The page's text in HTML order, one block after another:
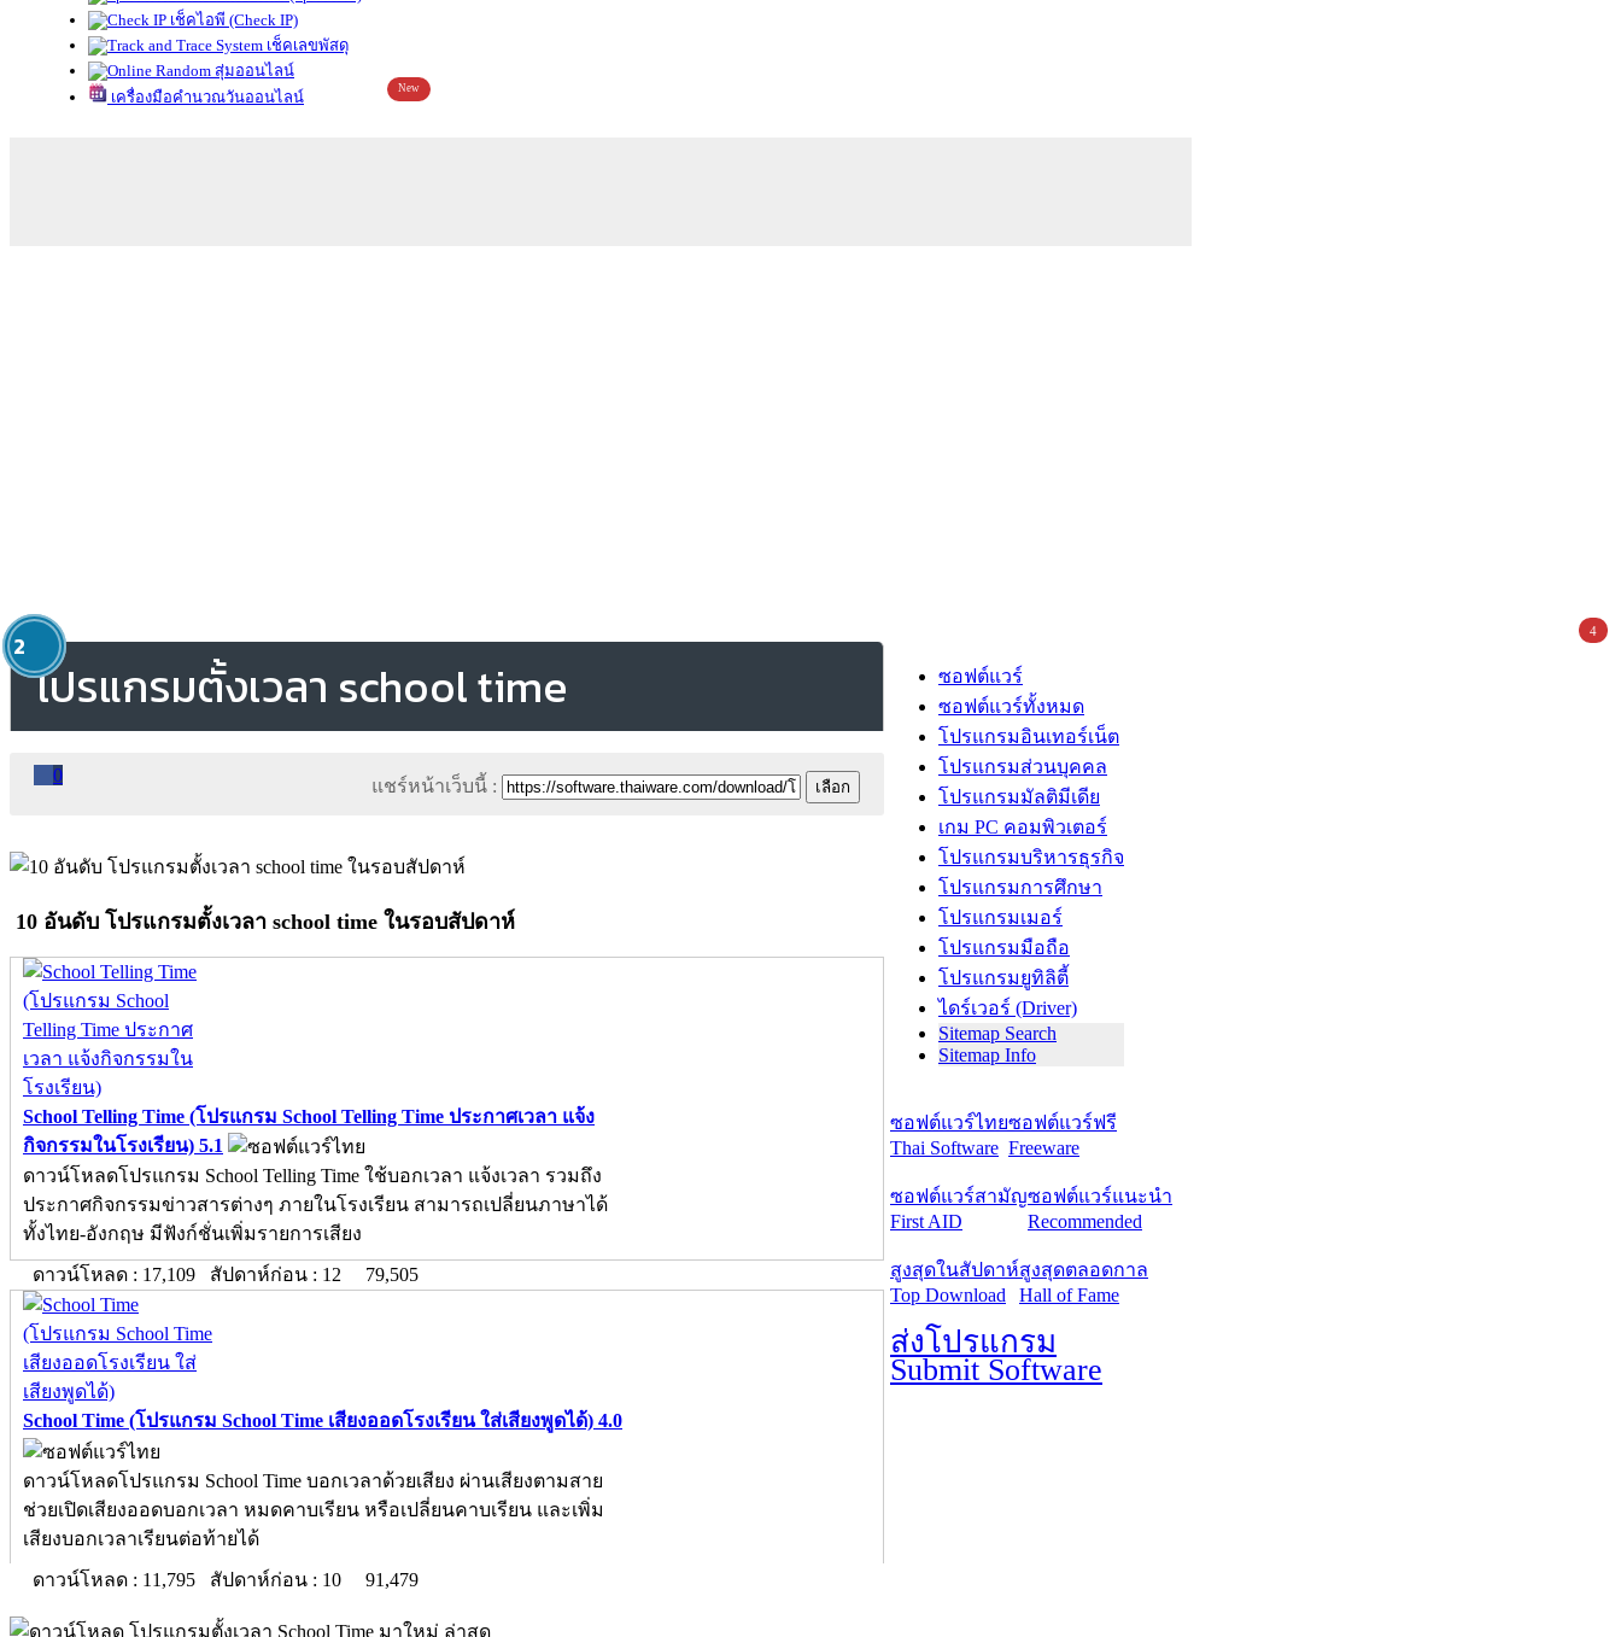
เช็คไอพี (Check IP)
เช็คเลขพัสดุ
สุ่มออนไลน์
เครื่องมือคำนวณวันออนไลน์
New
โปรแกรมตั้งเวลา school time
0
แชร์หน้าเว็บนี้ :
10 อันดับ โปรแกรมตั้งเวลา school time ในรอบสัปดาห์
1
School Telling Time (โปรแกรม School Telling Time ประกาศเวลา แจ้ง
กิจกรรมในโรงเรียน) 5.1
ดาวน์โหลดโปรแกรม School Telling Time ใช้บอกเวลา แจ้งเวลา รวมถึง
ประกาศกิจกรรมข่าวสารต่างๆ ภายในโรงเรียน สามารถเปลี่ยนภาษาได้
ทั้งไทย-อังกฤษ มีฟังก์ชั่นเพิ่มรายการเสียง
ดาวน์โหลด : 17,109 สัปดาห์ก่อน : 12
79,505
2
School Time (โปรแกรม School Time เสียงออดโรงเรียน ใส่เสียงพูดได้) 4.0
ดาวน์โหลดโปรแกรม School Time บอกเวลาด้วยเสียง ผ่านเสียงตามสาย
ช่วยเปิดเสียงออดบอกเวลา หมดคาบเรียน หรือเปลี่ยนคาบเรียน และเพิ่ม
เสียงบอกเวลาเรียนต่อท้ายได้
ดาวน์โหลด : 11,795 สัปดาห์ก่อน : 10
91,479
ซอฟต์แวร์
ซอฟต์แวร์ทั้งหมด
โปรแกรมอินเทอร์เน็ต
โปรแกรมส่วนบุคคล
โปรแกรมมัลติมีเดีย
เกม PC คอมพิวเตอร์
โปรแกรมบริหารธุรกิจ
โปรแกรมการศึกษา
โปรแกรมเมอร์
โปรแกรมมือถือ
โปรแกรมยูทิลิตี้
ไดร์เวอร์ (Driver)
Sitemap Search
Sitemap Info
ซอฟต์แวร์ไทย
Thai Software
ซอฟต์แวร์ฟรี
Freeware
ซอฟต์แวร์สามัญ
First AID
ซอฟต์แวร์แนะนำ
Recommended
สูงสุดในสัปดาห์
Top Download
สูงสุดตลอดกาล
Hall of Fame
ส่งโปรแกรม
Submit Software
4